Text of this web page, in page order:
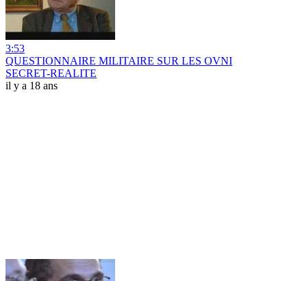
3:53
QUESTIONNAIRE MILITAIRE SUR LES OVNI
SECRET-REALITE
il y a 18 ans